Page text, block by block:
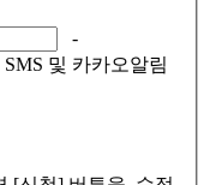
-
SMS 및 카카오알림